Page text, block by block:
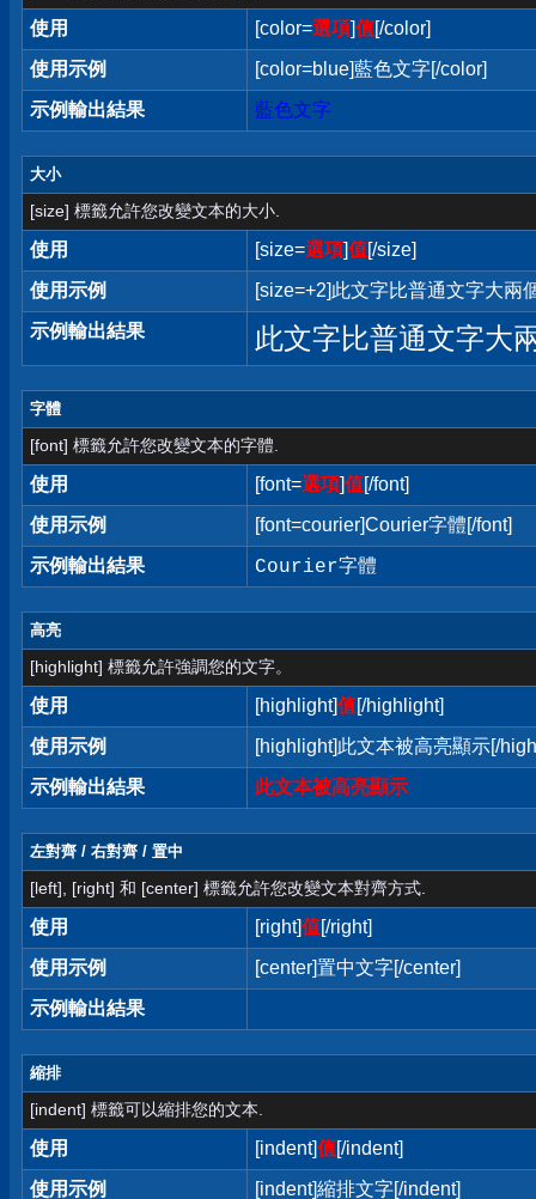
使用 [color=選項]值[/color]
使用示例
[color=blue]藍色文字[/color]
示例輸出結果
藍色文字
大小
[size] 標籤允許您改變文本的大小.
使用 [size=選項]值[/size]
使用示例
[size=+2]此文字比普通文字大兩
示例輸出結果
此文字比普通文字大
字體
[font] 標籤允許您改變文本的字體.
使用 [font=選項]值[/font]
使用示例
[font=courier]Courier字體[/font]
示例輸出結果
Courier字體
高亮
[highlight] 標籤允許強調您的文字。
使用 [highlight]值[/highlight]
使用示例
[highlight]此文本被高亮顯示[/
示例輸出結果
此文本被高亮顯示
左對齊 / 右對齊 / 置中
[left], [right] 和 [center] 標籤允許您改變文本對齊方式.
使用 [right]值[/right]
使用示例
[center]置中文字[/center]
示例輸出結果
縮排
[indent] 標籤可以縮排您的文本.
使用 [indent]值[/indent]
使用示例
[indent]縮排文字[/indent]